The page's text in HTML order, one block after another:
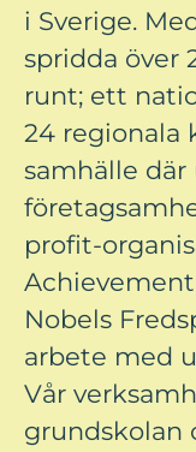
i Sverige.
spridda över
runt; ett
24 regionala
samhälle där
profit-
Nobels
arbete med
Vår
grundskolan